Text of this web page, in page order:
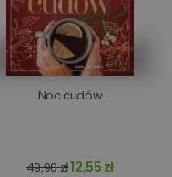
Noc cudów
49,90 zł12,55 zł